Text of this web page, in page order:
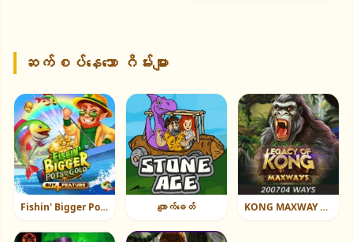
ဆက်စပ်နေသော ဂိမ်းများ
Fishin' Bigger Pots Of Gold™ ကျောက်ခေတ် KONG MAXWAY ၏အမွေ